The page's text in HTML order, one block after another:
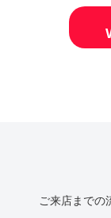
ご来店までの